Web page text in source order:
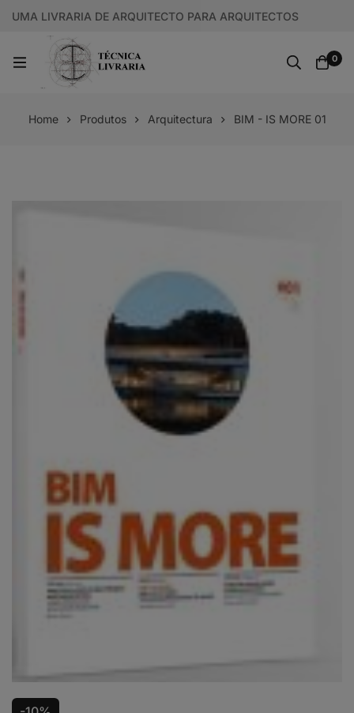
UMA LIVRARIA DE ARQUITECTO PARA ARQUITECTOS
0
Home Produtos Arquitectura BIM - IS MORE 01